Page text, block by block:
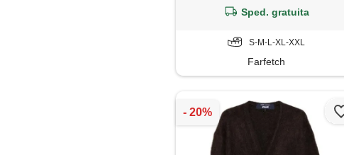
Sped. gratuita
S-M-L-XL-XXL
Farfetch